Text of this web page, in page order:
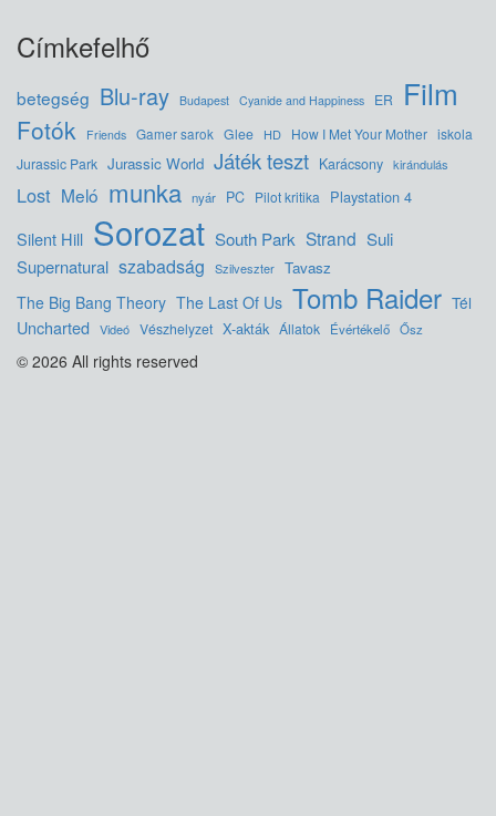
Címkefelhő
betegség Blu-ray Budapest Cyanide and Happiness ER Film
Fotók Friends Gamer sarok Glee HD How I Met Your Mother iskola
Jurassic Park Jurassic World Játék teszt Karácsony kirándulás
Lost Meló munka nyár PC Pilot kritika Playstation 4
Silent Hill Sorozat South Park Strand Suli
Supernatural szabadság Szilveszter Tavasz
The Big Bang Theory The Last Of Us Tomb Raider Tél
Uncharted Videó Vészhelyzet X-akták Állatok Évértékelő Ősz
© 2026 All rights reserved